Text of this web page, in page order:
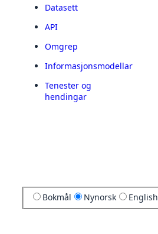
Datasett
API
Omgrep
Informasjonsmodellar
Tenester og
hendingar
Bokmål Nynorsk English